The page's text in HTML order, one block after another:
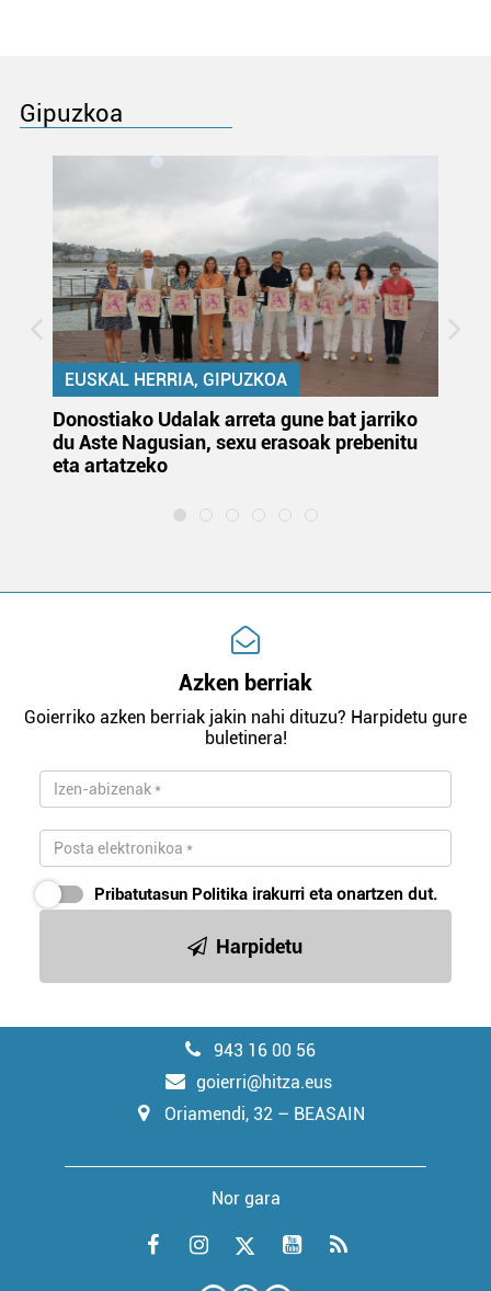
Gipuzkoa
EUSKAL HERRIA, GIPUZKOA
Donostiako Udalak arreta gune bat jarriko
du Aste Nagusian, sexu erasoak prebenitu
eta artatzeko
Azken berriak
Goierriko azken berriak jakin nahi dituzu? Harpidetu gure
buletinera!
Pribatutasun Politika irakurri eta onartzen dut.
Harpidetu
943 16 00 56
goierri@hitza.eus
Oriamendi, 32 – BEASAIN
Nor gara